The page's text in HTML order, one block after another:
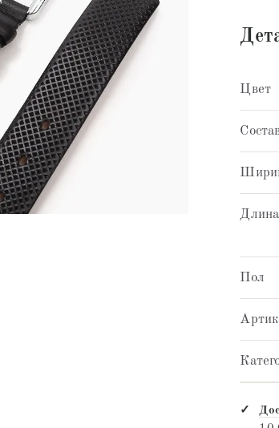
Цвет
Длина
Пол